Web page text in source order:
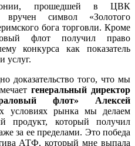
прошедшей в ЦВК
символ «Золотого
бога торговли. Кроме
флот получил право
конкурса как показатель
услуг.
доказательство того, что мы
генеральный директор
флот» Алексей
условиях рынка мы делаем
продукт, который получил
за ее пределами. Это победа
АТФ, который мне выпала